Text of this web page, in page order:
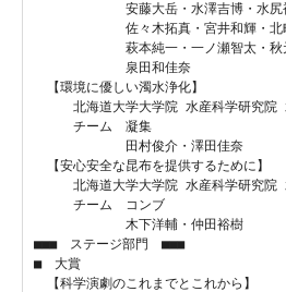
安藤大岳・水澤吉博・水尻裕人
佐々木拓真・宮井和輝・北町駿
萩本純一・一ノ瀬智太・秋元丈
泉田和佳奈
【環境に優しい濁水浄化】
北海道大学大学院 水産科学研究院
チーム　凝集
田村俊介・澤田佳奈
【安心安全な昆布を提供するために】
北海道大学大学院 水産科学研究院
チーム　コンブ
木下洋輔・仲田裕樹
■■■　ステージ部門　■■■
■　大賞
【科学演劇のこれまでとこれから】